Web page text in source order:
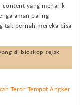
content yang menarik
paling
tak pernah mereka bisa
di bioskop sejak
Teror Tempat Angker